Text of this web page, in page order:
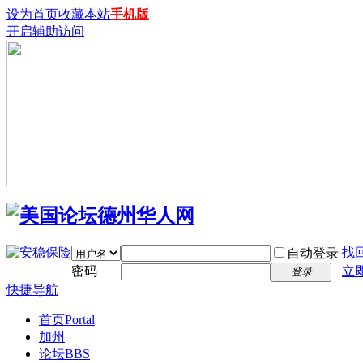
设为首页收藏本站手机版
开启辅助访问
自动登录 找
密码
登录
立
快捷导航
首页Portal
加州
论坛BBS